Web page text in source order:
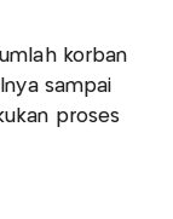
korban
sampai
proses